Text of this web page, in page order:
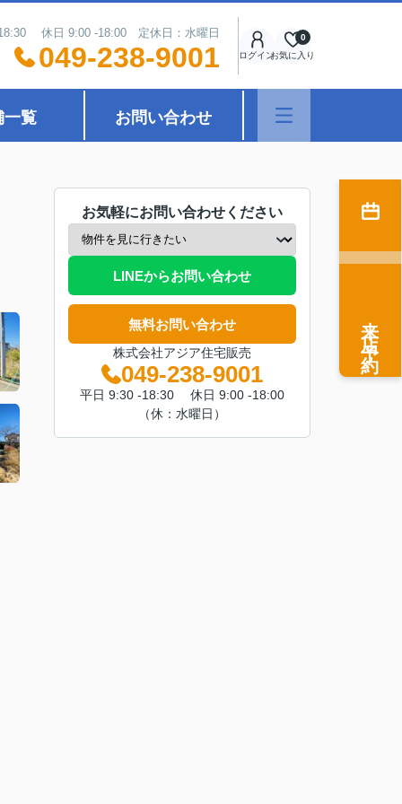
休日 9:00 -18:00 定休日：水曜日
049-238-9001 ログインお気に入り
0
一覧 お問い合わせ
お気軽にお問い合わせください
LINEからお問い合わせ
無料お問い合わせ
株式会社アジア住宅販売
049-238-9001
平日 9:30 -18:30 休日 9:00 -18:00
（休：水曜日）
来店予約